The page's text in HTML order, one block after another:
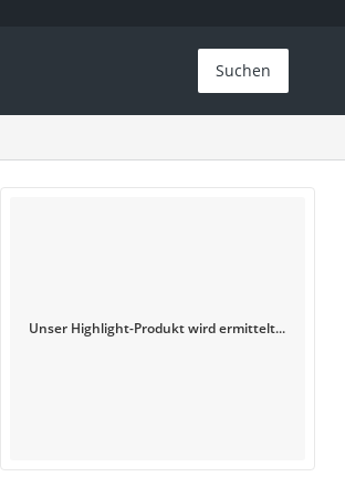
Suchen
Unser Highlight-Produkt wird ermittelt...